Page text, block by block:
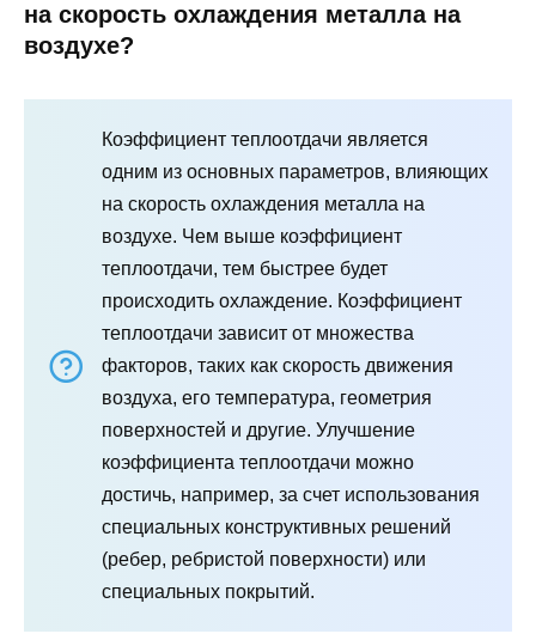
на скорость охлаждения металла на
воздухе?
Коэффициент теплоотдачи является
одним из основных параметров, влияющих
на скорость охлаждения металла на
воздухе. Чем выше коэффициент
теплоотдачи, тем быстрее будет
происходить охлаждение. Коэффициент
теплоотдачи зависит от множества
факторов, таких как скорость движения
воздуха, его температура, геометрия
поверхностей и другие. Улучшение
коэффициента теплоотдачи можно
достичь, например, за счет использования
специальных конструктивных решений
(ребер, ребристой поверхности) или
специальных покрытий.